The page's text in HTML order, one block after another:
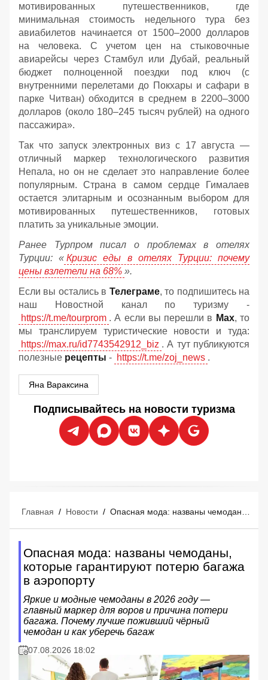
мотивированных путешественников, где
минимальная стоимость недельного тура без
авиабилетов начинается от 1500–2000 долларов
на человека. С учетом цен на стыковочные
авиарейсы через Стамбул или Дубай, реальный
бюджет полноценной поездки под ключ (с
внутренними перелетами до Покхары и сафари в
парке Читван) обходится в среднем в 2200–3000
долларов (около 180–245 тысяч рублей) на одного
пассажира».
Так что запуск электронных виз с 17 августа —
отличный маркер технологического развития
Непала, но он не сделает это направление более
популярным. Страна в самом сердце Гималаев
остается элитарным и осознанным выбором для
мотивированных путешественников, готовых
платить за уникальные эмоции.
Ранее Турпром писал о проблемах в отелях
Турции: « Кризис еды в отелях Турции: почему
цены взлетели на 68% ».
Если вы остались в Телеграме, то подпишитесь на
наш Новостной канал по туризму -
https://t.me/tourprom . А если вы перешли в Мах, то
мы транслируем туристические новости и туда:
https://max.ru/id7743542912_biz . А тут публикуются
полезные рецепты - https://t.me/zoj_news .
Яна Вараксина
Подписывайтесь на новости туризма
Главная / Новости /
Опасная мода: названы чемоданы,
которые гарантируют потерю багажа
в аэропорту
Яркие и модные чемоданы в 2026 году —
главный маркер для воров и причина потери
багажа. Почему лучше поживший чёрный
чемодан и как уберечь багаж
07.08.2026 18:02